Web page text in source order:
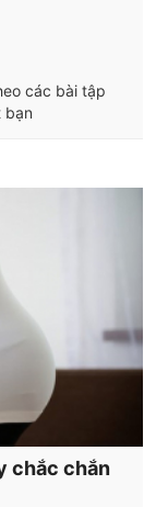
các bài tập
bạn
chắc chắn